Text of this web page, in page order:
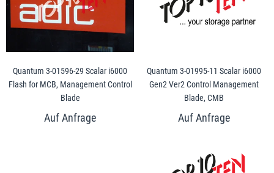
Quantum 3-01596-29 Scalar i6000
Flash for MCB, Management Control
Blade
Quantum 3-01995-11 Scalar i6000
Gen2 Ver2 Control Management
Blade, CMB